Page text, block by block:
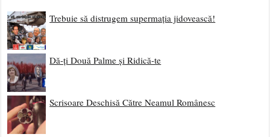
Trebuie să distrugem supermația jidovească!
Dă-ți Două Palme și Ridică-te
Scrisoare Deschisă Către Neamul Românesc